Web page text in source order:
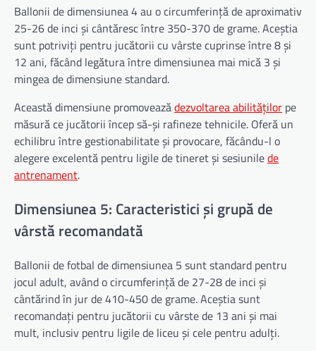
Ballonii de dimensiunea 4 au o circumferință de aproximativ
25-26 de inci și cântăresc între 350-370 de grame. Aceștia
sunt potriviți pentru jucătorii cu vârste cuprinse între 8 și
12 ani, făcând legătura între dimensiunea mai mică 3 și
mingea de dimensiune standard.
Această dimensiune promoveazădezvoltarea abilităților pe
măsură ce jucătorii încep să-și rafineze tehnicile. Oferă un
echilibru între gestionabilitate și provocare, făcându-l o
alegere excelentă pentru ligile de tineret și sesiunilede
antrenament.
Dimensiunea 5: Caracteristici și grupă de
vârstă recomandată
Ballonii de fotbal de dimensiunea 5 sunt standard pentru
jocul adult, având o circumferință de 27-28 de inci și
cântărind în jur de 410-450 de grame. Aceștia sunt
recomandați pentru jucătorii cu vârste de 13 ani și mai
mult, inclusiv pentru ligile de liceu și cele pentru adulți.